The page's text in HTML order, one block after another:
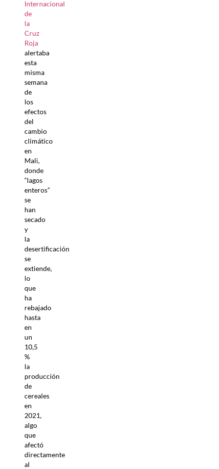
Internacional
de
la
Cruz
Roja
alertaba
esta
misma
semana
de
los
efectos
del
cambio
climático
en
Mali,
donde
“lagos
enteros”
se
han
secado
y
la
desertificación
se
extiende,
lo
que
ha
rebajado
hasta
en
un
10,5
%
la
producción
de
cereales
en
2021,
algo
que
afectó
directamente
al